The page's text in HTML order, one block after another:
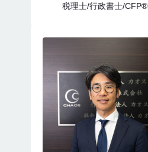
税理士/行政書士/CFP®